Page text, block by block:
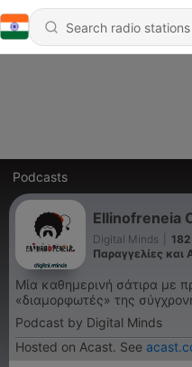
Podcasts
Ellinofreneia
Digital Minds
Παραγγελίες
Μία καθημερινή σάτιρα με
«διαμορφωτές» της
Podcast by Digital Minds
Hosted on Acast. See